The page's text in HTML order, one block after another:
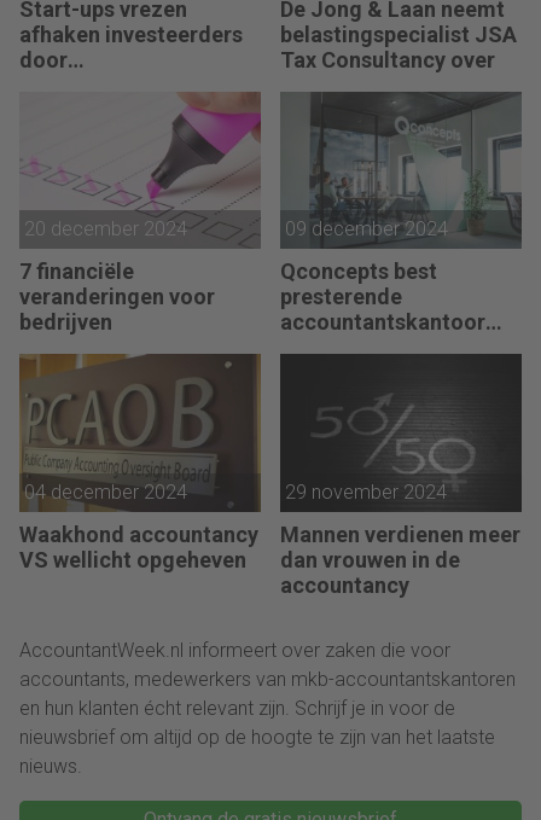
Start-ups vrezen
afhaken investeerders
door
De Jong & Laan neemt
belastingspecialist JSA
Tax Consultancy over
20 december 2024
7 financiële
veranderingen voor
bedrijven
09 december 2024
Qconcepts best
presterende
accountantskantoor
2024
04 december 2024
Waakhond accountancy
VS wellicht opgeheven
29 november 2024
Mannen verdienen meer
dan vrouwen in de
accountancy
AccountantWeek.nl informeert over zaken die voor
accountants, medewerkers van mkb-accountantskantoren
en hun klanten écht relevant zijn. Schrijf je in voor de
nieuwsbrief om altijd op de hoogte te zijn van het laatste
nieuws.